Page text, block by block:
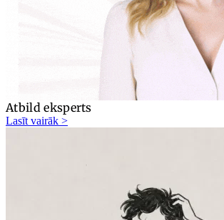
Atbild eksperts
Lasīt vairāk >